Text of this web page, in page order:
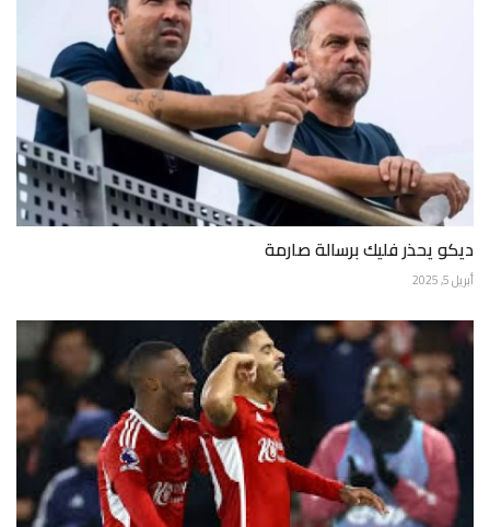
ديكو يحذر فليك برسالة صارمة
أبريل 5, 2025